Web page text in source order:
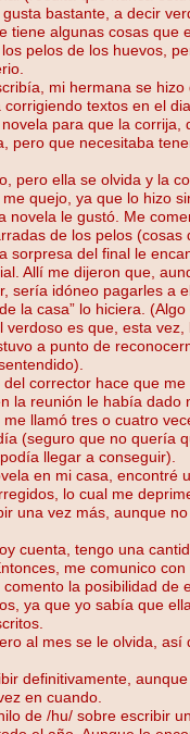
bastante, a decir
tiene algunas cosas que
pelos de los huevos,
mi hermana se hizo
corrigiendo textos en el
para que la corrija,
pero que necesitaba
pero ella se olvida y la
quejo, ya que lo hizo
novela le gustó. Me
de los pelos (cosas
sorpresa del final le
Allí me dijeron que,
sería idóneo pagarles a
la casa” lo hiciera.
verdoso es que, esta vez,
a punto de
del corrector hace que
la reunión le había dado
llamó tres o cuatro
(seguro que no quería
llegar a conseguir).
en mi casa, encontré
lo cual me
una vez más, aunque
cuenta, tengo una
me comunico
la posibilidad de
ya que yo sabía que
al mes se le olvida, así
definitivamente,
en cuando.
de /hu/ sobre escribir